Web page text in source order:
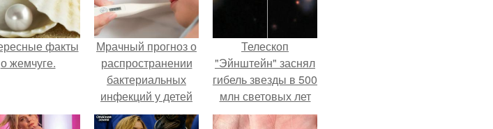
факты
о жемчуге.
Мрачный прогноз о
распространении
бактериальных
инфекций у детей
вышел.
Телескоп
"Эйнштейн" заснял
гибель звезды в 500
млн световых лет
от земли.